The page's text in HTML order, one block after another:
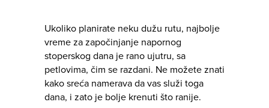
Ukoliko planirate neku dužu rutu, najbolje
vreme za započinjanje napornog
stoperskog dana je rano ujutru, sa
petlovima, čim se razdani. Ne možete znati
kako sreća namerava da vas služi toga
dana, i zato je bolje krenuti što ranije.